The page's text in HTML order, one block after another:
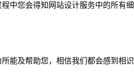
中您会得知网站设计服务中的所有
能及帮助您，相信我们都会感到相